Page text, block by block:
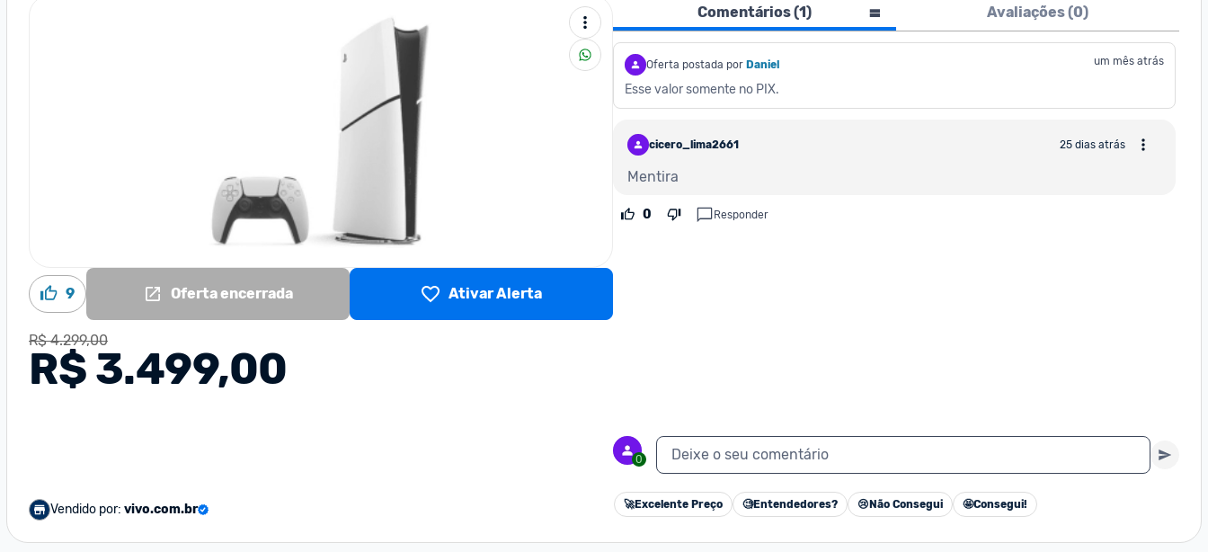
9 Oferta encerrada Ativar Alerta
R$ 4.299,00
R$ 3.499,00
Vendido por: vivo.com.br
Comentários (1) Avaliações (0)
Oferta postada por Daniel um mês atrás
Esse valor somente no PIX.
cicero_lima2661 25 dias atrás
Mentira
0 Responder
0 Deixe o seu comentário
🚀Excelente Preço 🧐Entendedores? 😢 Não Consegui 🤩Consegui!